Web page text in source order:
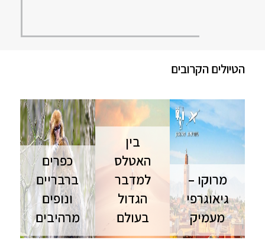
הטיולים הקרובים
מרוקו –
גיאוגרפי
מעמיק
טיול למרוקו |
בין
האטלס
למדבר
הגדול
בעולם
טיול למרוקו |
כפרים
ברבריים
ונופים
מרהיבים
טיול למרוקו |